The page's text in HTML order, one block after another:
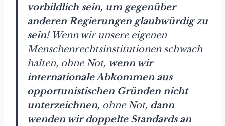
vorbildlich sein, um gegenüber
anderen Regierungen glaubwürdig zu
sein! Wenn wir unsere eigenen
Menschenrechtsinstitutionen schwach
halten, ohne Not, wenn wir
internationale Abkommen aus
opportunistischen Gründen nicht
unterzeichnen, ohne Not, dann
wenden wir doppelte Standards an